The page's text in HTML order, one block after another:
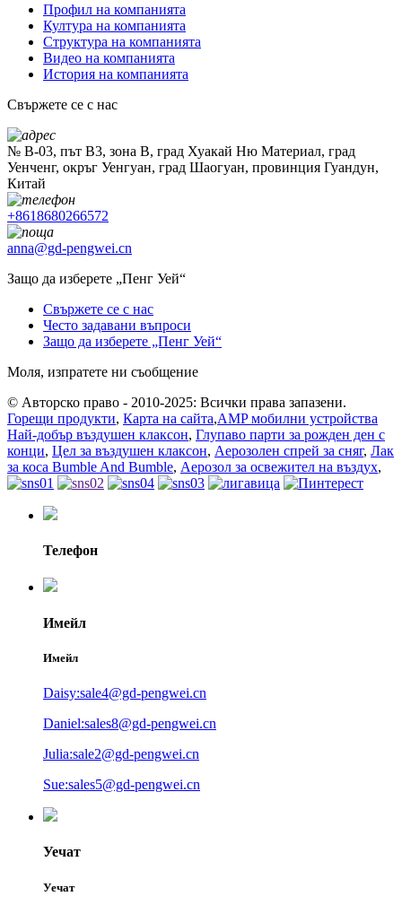
Профил на компанията
Култура на компанията
Структура на компанията
Видео на компанията
История на компанията
Свържете се с нас
№ B-03, път B3, зона B, град Хуакай Ню Материал, град
Уенченг, окръг Уенгуан, град Шаогуан, провинция Гуандун,
Китай
+8618680266572
anna@gd-pengwei.cn
Защо да изберете „Пенг Уей“
Свържете се с нас
Често задавани въпроси
Защо да изберете „Пенг Уей“
Моля, изпратете ни съобщение
© Авторско право - 2010-2025: Всички права запазени.
Горещи продукти, Карта на сайта,AMP мобилни устройства
Най-добър въздушен клаксон, Глупаво парти за рожден ден с
конци, Цел за въздушен клаксон, Аерозолен спрей за сняг, Лак
за коса Bumble And Bumble, Аерозол за освежител на въздух,
Телефон
Имейл
Имейл
Daisy:sale4@gd-pengwei.cn
Daniel:sales8@gd-pengwei.cn
Julia:sale2@gd-pengwei.cn
Sue:sales5@gd-pengwei.cn
Уечат
Уечат